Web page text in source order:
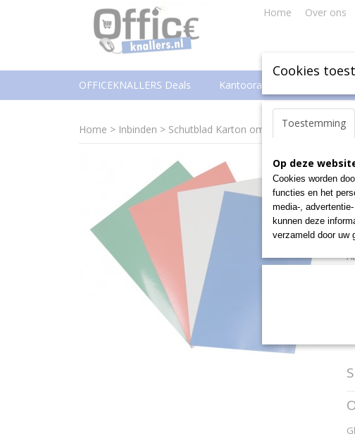
Home Over ons
OFFICEKNALLERS Deals Kantoorartikelen
Home > Inbinden > Schutblad Karton omslagen>Glossy>
Cookies
Toestemming
Op deze
Cookies worden
functies en het
media-,
kunnen deze
verzameld door uw